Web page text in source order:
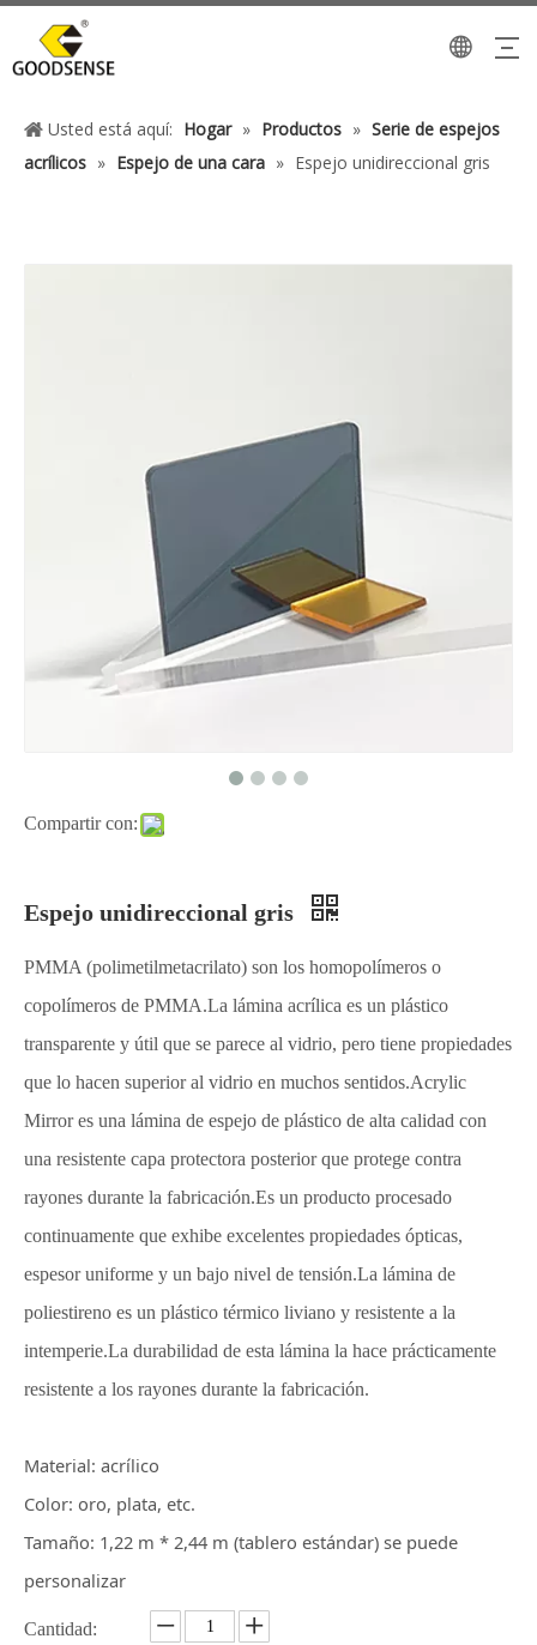
Usted está aquí: Hogar » Productos » Serie de espejos
acrílicos » Espejo de una cara » Espejo unidireccional gris
Compartir con:
Espejo unidireccional gris
PMMA (polimetilmetacrilato) son los homopolímeros o
copolímeros de PMMA.La lámina acrílica es un plástico
transparente y útil que se parece al vidrio, pero tiene propiedades
que lo hacen superior al vidrio en muchos sentidos.Acrylic
Mirror es una lámina de espejo de plástico de alta calidad con
una resistente capa protectora posterior que protege contra
rayones durante la fabricación.Es un producto procesado
continuamente que exhibe excelentes propiedades ópticas,
espesor uniforme y un bajo nivel de tensión.La lámina de
poliestireno es un plástico térmico liviano y resistente a la
intemperie.La durabilidad de esta lámina la hace prácticamente
resistente a los rayones durante la fabricación.
Material: acrílico
Color: oro, plata, etc.
Tamaño: 1,22 m * 2,44 m (tablero estándar) se puede
personalizar
Cantidad: